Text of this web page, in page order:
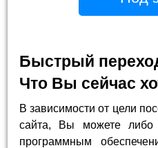
Быстрый
Что Вы сейчас
В зависимости от цели
сайта, Вы можете либо
программным